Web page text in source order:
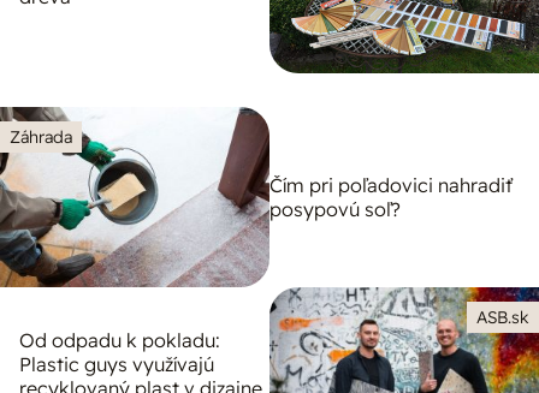
Záhrada
Čím pri poľadovici nahradiť
posypovú soľ?
ASB.sk
Od odpadu k pokladu:
Plastic guys využívajú